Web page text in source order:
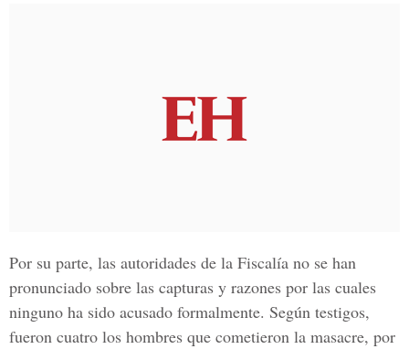
Por su parte, las autoridades de la Fiscalía no se han
pronunciado sobre las capturas y razones por las cuales
ninguno ha sido acusado formalmente. Según testigos,
fueron cuatro los hombres que cometieron la masacre, por